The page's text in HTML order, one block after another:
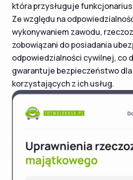
która przysługuje
Ze względu na
wykonywaniem zawodu,
zobowiązani do posiadania
odpowiedzialności cywilnej, co
gwarantuje bezpieczeństwo
korzystających z ich usług.